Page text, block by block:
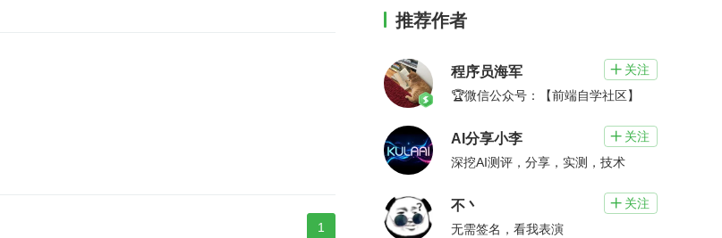
1
推荐作者
程序员海军  关注
🏆微信公众号：【前端自学社区】
AI分享小李  关注
深挖AI测评，分享，实测，技术
不丶  关注
无需签名，看我表演